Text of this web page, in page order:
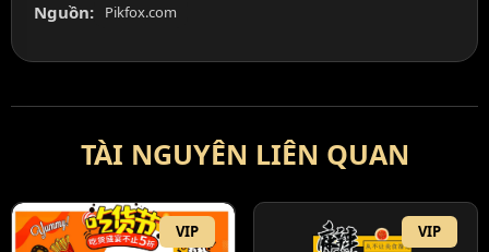
Nguồn: Pikfox.com
TÀI NGUYÊN LIÊN QUAN
VIP VIP